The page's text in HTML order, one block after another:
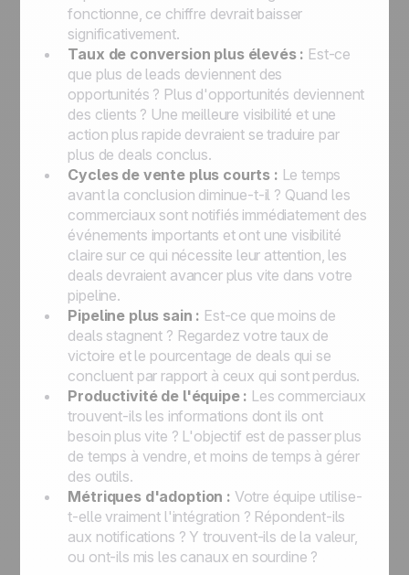
fonctionne, ce chiffre devrait baisser
significativement.
Taux de conversion plus élevés : Est-ce
que plus de leads deviennent des
opportunités ? Plus d'opportunités deviennent
des clients ? Une meilleure visibilité et une
action plus rapide devraient se traduire par
plus de deals conclus.
Cycles de vente plus courts : Le temps
avant la conclusion diminue-t-il ? Quand les
commerciaux sont notifiés immédiatement des
événements importants et ont une visibilité
claire sur ce qui nécessite leur attention, les
deals devraient avancer plus vite dans votre
pipeline.
Pipeline plus sain : Est-ce que moins de
deals stagnent ? Regardez votre taux de
victoire et le pourcentage de deals qui se
concluent par rapport à ceux qui sont perdus.
Productivité de l'équipe : Les commerciaux
trouvent-ils les informations dont ils ont
besoin plus vite ? L'objectif est de passer plus
de temps à vendre, et moins de temps à gérer
des outils.
Métriques d'adoption : Votre équipe utilise-
t-elle vraiment l'intégration ? Répondent-ils
aux notifications ? Y trouvent-ils de la valeur,
ou ont-ils mis les canaux en sourdine ?